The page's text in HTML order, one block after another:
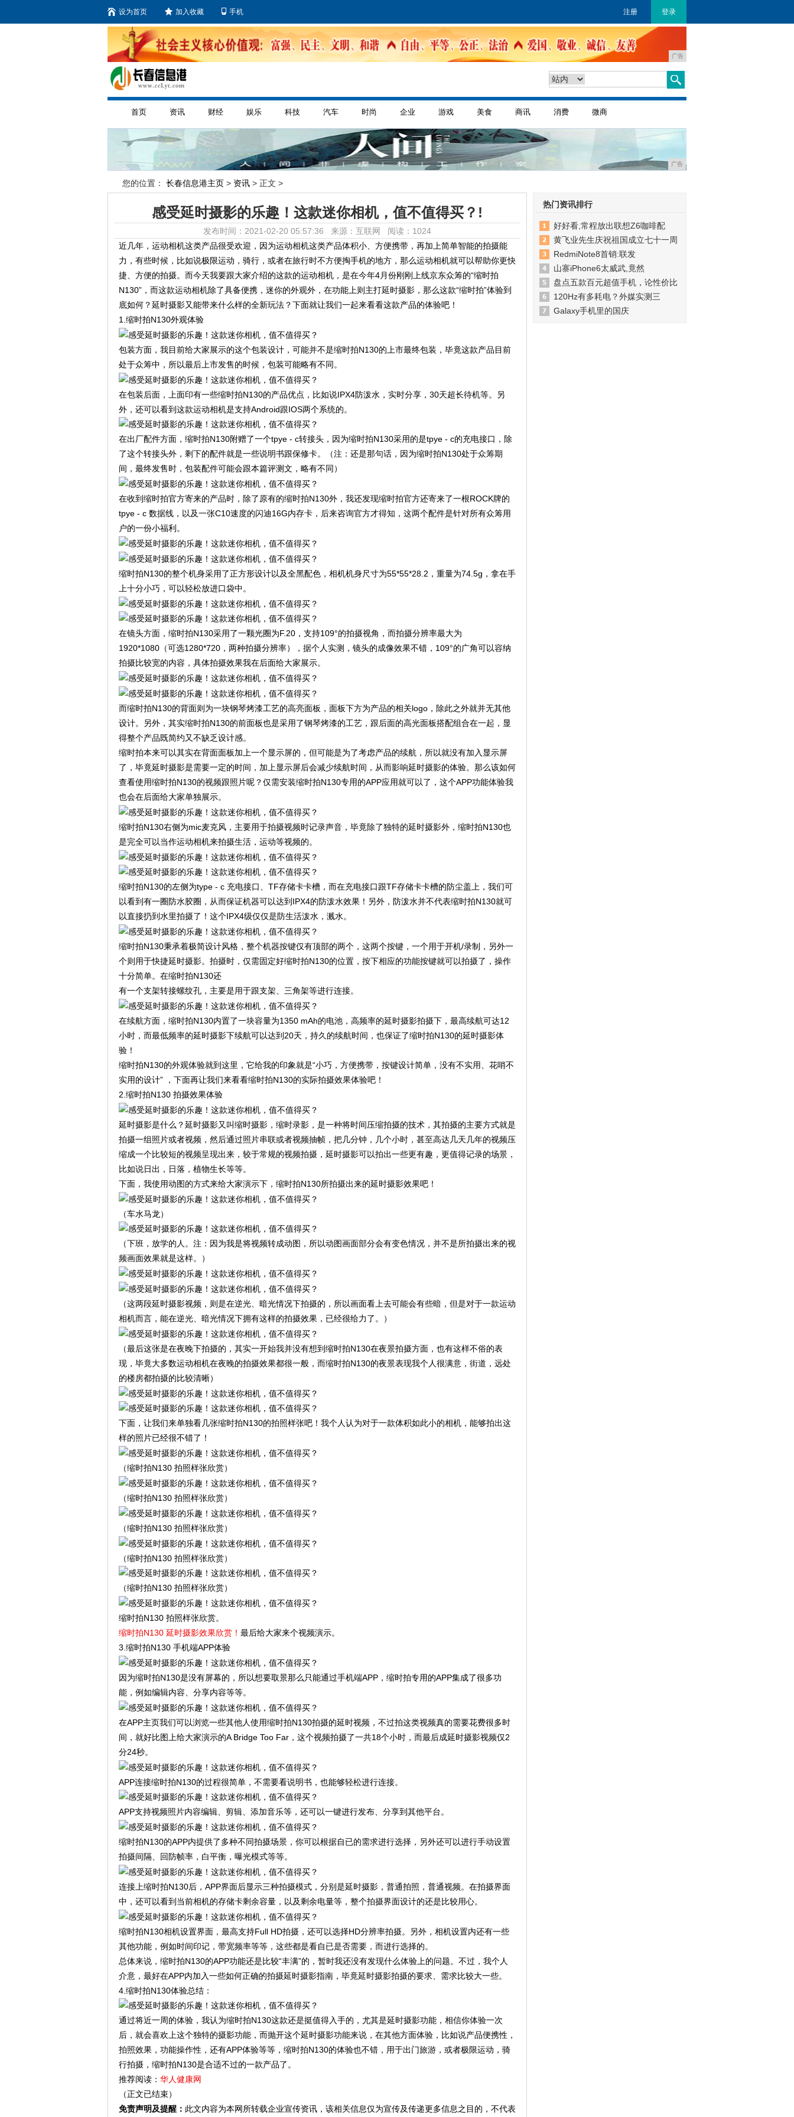
设为首页 加入收藏 手机 注册 登录
广告
首页 资讯 财经 娱乐 科技 汽车 时尚 企业 游戏 美食 商讯 消费 微商
广告
您的位置： 长春信息港主页 > 资讯 > 正文 >
感受延时摄影的乐趣！这款迷你相机，值不值得买？!
发布时间：2021-02-20 05:57:36 来源：互联网 阅读：1024
近几年，运动相机这类产品很受欢迎，因为运动相机这类产品体积小、方便携带，再加上简单智能的拍摄能
力，有些时候，比如说极限运动，骑行，或者在旅行时不方便掏手机的地方，那么运动相机就可以帮助你更快
捷、方便的拍摄。而今天我要跟大家介绍的这款的运动相机，是在今年4月份刚刚上线京东众筹的“缩时拍
N130”，而这款运动相机除了具备便携，迷你的外观外，在功能上则主打延时摄影，那么这款“缩时拍”体验到
底如何？延时摄影又能带来什么样的全新玩法？下面就让我们一起来看看这款产品的体验吧！
1.缩时拍N130外观体验
包装方面，我目前给大家展示的这个包装设计，可能并不是缩时拍N130的上市最终包装，毕竟这款产品目前
处于众筹中，所以最后上市发售的时候，包装可能略有不同。
在包装后面，上面印有一些缩时拍N130的产品优点，比如说IPX4防泼水，实时分享，30天超长待机等。另
外，还可以看到这款运动相机是支持Android跟IOS两个系统的。
在出厂配件方面，缩时拍N130附赠了一个tpye - c转接头，因为缩时拍N130采用的是tpye - c的充电接口，除
了这个转接头外，剩下的配件就是一些说明书跟保修卡。（注：还是那句话，因为缩时拍N130处于众筹期
间，最终发售时，包装配件可能会跟本篇评测文，略有不同）
在收到缩时拍官方寄来的产品时，除了原有的缩时拍N130外，我还发现缩时拍官方还寄来了一根ROCK牌的
tpye - c 数据线，以及一张C10速度的闪迪16G内存卡，后来咨询官方才得知，这两个配件是针对所有众筹用
户的一份小福利。
缩时拍N130的整个机身采用了正方形设计以及全黑配色，相机机身尺寸为55*55*28.2，重量为74.5g，拿在手
上十分小巧，可以轻松放进口袋中。
在镜头方面，缩时拍N130采用了一颗光圈为F.20，支持109°的拍摄视角，而拍摄分辨率最大为
1920*1080（可选1280*720，两种拍摄分辨率），据个人实测，镜头的成像效果不错，109°的广角可以容纳
拍摄比较宽的内容，具体拍摄效果我在后面给大家展示。
而缩时拍N130的背面则为一块钢琴烤漆工艺的高亮面板，面板下方为产品的相关logo，除此之外就并无其他
设计。另外，其实缩时拍N130的前面板也是采用了钢琴烤漆的工艺，跟后面的高光面板搭配组合在一起，显
得整个产品既简约又不缺乏设计感。
缩时拍本来可以其实在背面面板加上一个显示屏的，但可能是为了考虑产品的续航，所以就没有加入显示屏
了，毕竟延时摄影是需要一定的时间，加上显示屏后会减少续航时间，从而影响延时摄影的体验。那么该如何
查看使用缩时拍N130的视频跟照片呢？仅需安装缩时拍N130专用的APP应用就可以了，这个APP功能体验我
也会在后面给大家单独展示。
缩时拍N130右侧为mic麦克风，主要用于拍摄视频时记录声音，毕竟除了独特的延时摄影外，缩时拍N130也
是完全可以当作运动相机来拍摄生活，运动等视频的。
缩时拍N130的左侧为type - c 充电接口、TF存储卡卡槽，而在充电接口跟TF存储卡卡槽的防尘盖上，我们可
以看到有一圈防水胶圈，从而保证机器可以达到IPX4的防泼水效果！另外，防泼水并不代表缩时拍N130就可
以直接扔到水里拍摄了！这个IPX4级仅仅是防生活泼水，溅水。
缩时拍N130秉承着极简设计风格，整个机器按键仅有顶部的两个，这两个按键，一个用于开机/录制，另外一
个则用于快捷延时摄影。拍摄时，仅需固定好缩时拍N130的位置，按下相应的功能按键就可以拍摄了，操作
十分简单。在缩时拍N130还
有一个支架转接螺纹孔，主要是用于跟支架、三角架等进行连接。
在续航方面，缩时拍N130内置了一块容量为1350 mAh的电池，高频率的延时摄影拍摄下，最高续航可达12
小时，而最低频率的延时摄影下续航可以达到20天，持久的续航时间，也保证了缩时拍N130的延时摄影体
验！
缩时拍N130的外观体验就到这里，它给我的印象就是“小巧，方便携带，按键设计简单，没有不实用、花哨不
实用的设计” ，下面再让我们来看看缩时拍N130的实际拍摄效果体验吧！
2.缩时拍N130 拍摄效果体验
延时摄影是什么？延时摄影又叫缩时摄影，缩时录影，是一种将时间压缩拍摄的技术，其拍摄的主要方式就是
拍摄一组照片或者视频，然后通过照片串联或者视频抽帧，把几分钟，几个小时，甚至高达几天几年的视频压
缩成一个比较短的视频呈现出来，较于常规的视频拍摄，延时摄影可以拍出一些更有趣，更值得记录的场景，
比如说日出，日落，植物生长等等。
下面，我使用动图的方式来给大家演示下，缩时拍N130所拍摄出来的延时摄影效果吧！
（车水马龙）
（下班，放学的人。注：因为我是将视频转成动图，所以动图画面部分会有变色情况，并不是所拍摄出来的视
频画面效果就是这样。）
（这两段延时摄影视频，则是在逆光、暗光情况下拍摄的，所以画面看上去可能会有些暗，但是对于一款运动
相机而言，能在逆光、暗光情况下拥有这样的拍摄效果，已经很给力了。）
（最后这张是在夜晚下拍摄的，其实一开始我并没有想到缩时拍N130在夜景拍摄方面，也有这样不俗的表
现，毕竟大多数运动相机在夜晚的拍摄效果都很一般，而缩时拍N130的夜景表现我个人很满意，街道，远处
的楼房都拍摄的比较清晰）
下面，让我们来单独看几张缩时拍N130的拍照样张吧！我个人认为对于一款体积如此小的相机，能够拍出这
样的照片已经很不错了！
（缩时拍N130 拍照样张欣赏）
（缩时拍N130 拍照样张欣赏）
（缩时拍N130 拍照样张欣赏）
（缩时拍N130 拍照样张欣赏）
（缩时拍N130 拍照样张欣赏）
缩时拍N130 拍照样张欣赏。
缩时拍N130 延时摄影效果欣赏！ 最后给大家来个视频演示。
3.缩时拍N130 手机端APP体验
因为缩时拍N130是没有屏幕的，所以想要取景那么只能通过手机端APP，缩时拍专用的APP集成了很多功
能，例如编辑内容、分享内容等等。
在APP主页我们可以浏览一些其他人使用缩时拍N130拍摄的延时视频，不过拍这类视频真的需要花费很多时
间，就好比图上给大家演示的A Bridge Too Far，这个视频拍摄了一共18个小时，而最后成延时摄影视频仅2
分24秒。
APP连接缩时拍N130的过程很简单，不需要看说明书，也能够轻松进行连接。
APP支持视频照片内容编辑、剪辑、添加音乐等，还可以一键进行发布、分享到其他平台。
缩时拍N130的APP内提供了多种不同拍摄场景，你可以根据自已的需求进行选择，另外还可以进行手动设置
拍摄间隔、回防帧率，白平衡，曝光模式等等。
连接上缩时拍N130后，APP界面后显示三种拍摄模式，分别是延时摄影，普通拍照，普通视频。在拍摄界面
中，还可以看到当前相机的存储卡剩余容量，以及剩余电量等，整个拍摄界面设计的还是比较用心。
缩时拍N130相机设置界面，最高支持Full HD拍摄，还可以选择HD分辨率拍摄。另外，相机设置内还有一些
其他功能，例如时间印记，带宽频率等等，这些都是看自已是否需要，而进行选择的。
总体来说，缩时拍N130的APP功能还是比较“丰满”的，暂时我还没有发现什么体验上的问题。不过，我个人
介意，最好在APP内加入一些如何正确的拍摄延时摄影指南，毕竟延时摄影拍摄的要求、需求比较大一些。
4.缩时拍N130体验总结：
通过将近一周的体验，我认为缩时拍N130这款还是挺值得入手的，尤其是延时摄影功能，相信你体验一次
后，就会喜欢上这个独特的摄影功能，而抛开这个延时摄影功能来说，在其他方面体验，比如说产品便携性，
拍照效果，功能操作性，还有APP体验等等，缩时拍N130的体验也不错，用于出门旅游，或者极限运动，骑
行拍摄，缩时拍N130是合适不过的一款产品了。
推荐阅读： 华人健康网
（正文已结束）
免责声明及提醒： 此文内容为本网所转载企业宣传资讯，该相关信息仅为宣传及传递更多信息之目的，不代表
热门资讯排行
好好看,常程放出联想Z6咖啡配
黄飞业先生庆祝祖国成立七十一周
RedmiNote8首销:联发
山寨iPhone6太威武,竟然
盘点五款百元超值手机，论性价比
120Hz有多耗电？外媒实测三
Galaxy手机里的国庆